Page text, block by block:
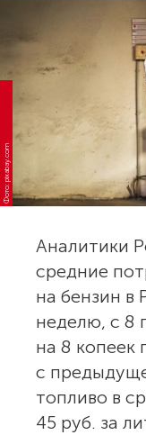
Фото: pixabay.com
Аналитики
средние
на бензин в
неделю, с 8
на 8 копеек
с
топливо в
45 руб. за